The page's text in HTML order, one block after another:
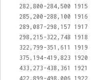
282,800-284,500 1915
285,200-288,100 1916
289,087-298,157 1917
298,215-322,748 1918
322,799-351,611 1919
375,194-419,823 1920
433,273-438,361 1921
422,899-498,006 1922